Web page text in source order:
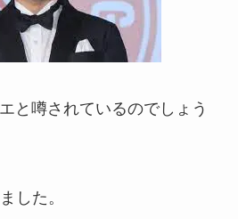
と噂されているのでしょう
した。